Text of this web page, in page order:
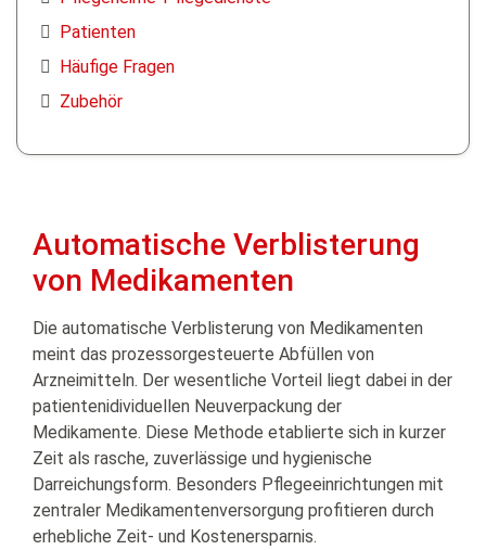
Patienten
Häufige Fragen
Zubehör
Automatische Verblisterung
von Medikamenten
Die automatische Verblisterung von Medikamenten
meint das prozessorgesteuerte Abfüllen von
Arzneimitteln. Der wesentliche Vorteil liegt dabei in der
patientenidividuellen Neuverpackung der
Medikamente. Diese Methode etablierte sich in kurzer
Zeit als rasche, zuverlässige und hygienische
Darreichungsform. Besonders Pflegeeinrichtungen mit
zentraler Medikamentenversorgung profitieren durch
erhebliche Zeit- und Kostenersparnis.